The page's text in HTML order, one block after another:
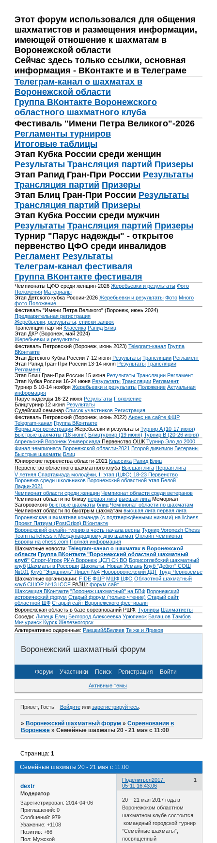
Этот форум использовался для общения
шахматистов и размещения информации,
имеющей отношение к шахматам в
Воронежской области
Сейчас здесь только ссылки, основная
информация - ВКонтакте и в Телеграме
Телеграм-канал о шахматах в
Воронежской области
Группа ВКонтакте Воронежского
областного шахматного клуба
Фестиваль "Имени Петра Великого"-2026
Регламенты турниров
Итоговые таблицы
Этап Кубка России среди женщин
Результаты Трансляция партий Призеры
Этап Рапид Гран-При России Результаты
Трансляция партий Призеры
Этап Блиц Гран-При России Результаты
Трансляция партий Призеры
Этап Кубка России среди мужчин
Результаты Трансляция партий Призеры
Турнир "Парус надежды" - открытое
первенство ЦФО среди инвалидов
Регламент Результаты
Телеграм-канал фестиваля
Группа ВКонтакте фестиваля
Чемпионаты ЦФО среди женщин-2026 Жеребьевки и результаты Фото
Положения Материалы
Этап Детского кубка России-2026 Жеребьевки и результаты Фото Много
фото Положение
Фестиваль "Имени Петра Великого" (Воронеж, июнь 2024)
Предварительная регистрация
Жеребьевки, результаты, списки заявок
Трансляция партий Классика Рапид Блиц
Этап ДКР (Воронеж, май 2024)
Жеребьевки и результаты
Фестиваль Петровский (Воронеж, июнь 2023) Telegram-канал Группа
ВКонтакте
Этап Детского Кубка России 7-12 июня Результаты Трансляции Регламент
Этап Рапид Гран-При России 13-14 июня Результаты Трансляции
Регламент
Этап Блиц Гран-При России 15 июня Результаты Трансляции Регламент
Этап Кубка России 16-24 июня Результаты Трансляции Регламент
Турнир Б 10-14 ноября Жеребьевки и результаты Положение Актуальная
информация
Парус надежды 16-22 июня Результаты Положение
Блицтурнир 12 июня Результаты
Судейский семинар Список участников Регистрация
Фестиваль Петровский (Воронеж, июнь 2022) Анонс на сайте ФШР
Telegram-канал Группа ВКонтакте
Форма для регистрации Жеребьевки и результаты Турнир A (10-17 июня)
Быстрые шахматы (18 июня) Блицтурнир (19 июня) Турнир B (20-26 июня)
Апрельский Воронеж Универсиада Первенство ОШК Турнир Эло до 2000
Финал чемпионата Воронежской области-2021 Второй дивизион Ветераны
Быстрые шахматы Блиц
Юниорские первенства области-2021 Классика Рапид Блиц
Первенство областного шахматного клуба Высшая лига Первая лига
V летняя Спартакиада молодёжи, II этап (ЦФО) 18-23 Первенство
Воронежа среди школьников Воронежский областной этап Белой
Ладьи-2021
Чемпионат области среди женщин Чемпионат области среди ветеранов
Чемпионат области по блицу первая лига высшая лига Мемориал
Загоровского быстрые шахматы блиц Чемпионат области по шахматам
Чемпионат области по быстрым шахматам высшая лига первая лига
Воронежская шахматная команда (с подтверждёнными никами) на lichess
Проект Патиум (PostOrion) ВКонтакте
Воронежский онлайн-турнир в честь начала весны Турнир Voronezh Chess
Team на lichess к Международному дню шахмат Онлайн-чемпионат
Европы на chess.com Полная информация
Шахматные новости: Telegram-канал о шахматах в Воронежской
области Группа ВКонтакте "Воронежский областной шахматный
клуб" Спорт-Игрок РИА Воронеж ЦСП СК ВО Борисоглебский шахматный
клуб Шахматы в Россоши Шахматы. Новая Усмань Клуб "Дебют" СОШ
№101 Клуб "Эндшпиль" Лицея №4 Нововоронежский ДДТ Труд-Черноземье
Шахматные организации: FIDE ФШР МШФ ЦФО Областной шахматный
клуб СШОР №13 ICCF РАЗШ: форум сайт
Шахсекция ВКонтакте "Воронеж шахматный" на БВФ Воронежский
исторический форум Cтарый форум (только чтение) Старый сайт
областной ШФ Старый сайт Воронежского фестиваля
Воронежская область в базе соревнований РШФ: Турниры Шахматисты
Соседи: Липецк Елец Белгород Алексеевка Урюпинск Балашов Тамбов
Мичуринск Курск Железногорск
Альтернативно одаренные: Раецкий&Беляев Те же и Яриков
Воронежский шахматный форум
Форум Участники Поиск Регистрация Войти
Активные темы
Привет, Гость! Войдитеили зарегистрируйтесь.
»Воронежский шахматный форум »Соревнования в
Воронеже »Семейные шахматы 20 - 21 мая с 11:00
Семейные шахматы 20 - 21 мая с 11:00
Страница:1
Поделиться 1
2017-
05-11 16:43:06
dextr
Модератор
Зарегистрирован: 2014-04-06
Приглашений: 0
Сообщений: 979
Уважение: +1108
Позитив: +66
Пол: Мужской
20 – 21 мая 2017 года в
Воронежском областном
шахматном клубе состоится
командный городской турнир
“Семейные шахматы”,
посвященный